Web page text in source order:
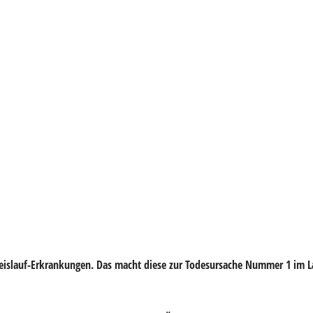
Erkrankungen. Das macht diese zurTodesursache Nummer 1 im